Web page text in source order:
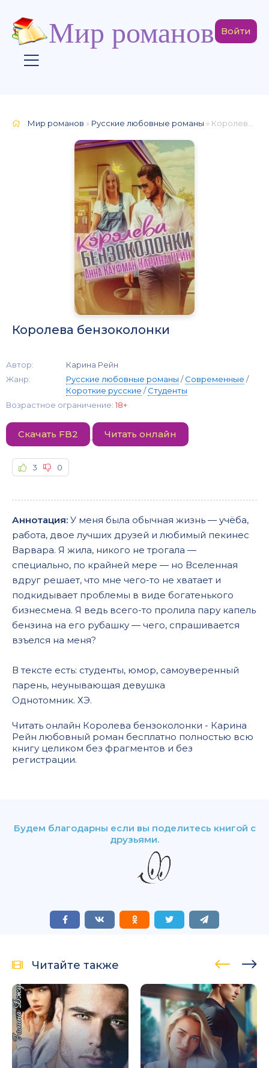
Мир романов Войти
Мир романов » Русские любовные романы » Королева бензоколонки
Королева бензоколонки
Автор:
Карина Рейн
Жанр:
Русские любовные романы /Современные /
Короткие русские /Студенты
Возрастное ограничение: 18+
Скачать FB2 Читать онлайн
3 0
Аннотация: У меня была обычная жизнь — учёба,
работа, двое лучших друзей и любимый пекинес
Варвара. Я жила, никого не трогала —
специально, по крайней мере — но Вселенная
вдруг решает, что мне чего-то не хватает и
подкидывает проблемы в виде богатенького
бизнесмена. Я ведь всего-то пролила пару капель
бензина на его рубашку — чего, спрашивается
взъелся на меня?
В тексте есть: студенты, юмор, самоуверенный
парень, неунывающая девушка
Однотомник. ХЭ.
Читать онлайн Королева бензоколонки - Карина
Рейн любовный роман бесплатно полностью всю
книгу целиком без фрагментов и без
регистрации.
Будем благодарны если вы поделитесь книгой с
друзьями.
Читайте также